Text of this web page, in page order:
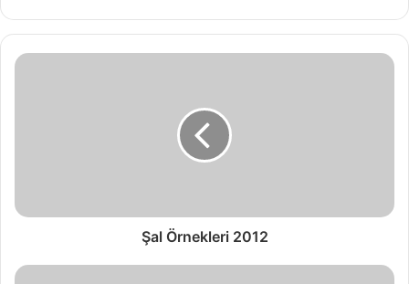
Şal Örnekleri 2012